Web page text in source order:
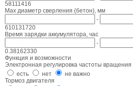
58111416
Max диаметр сверления (бетон), мм
-
610131720
Время зарядки аккумулятора, час
-
0.38162330
Функция и возможности
Электронная регулировка частоты вращения
есть
нет
не важно
Тормоз двигателя